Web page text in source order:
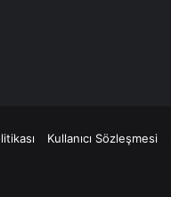
Kullanıcı Sözleşmesi